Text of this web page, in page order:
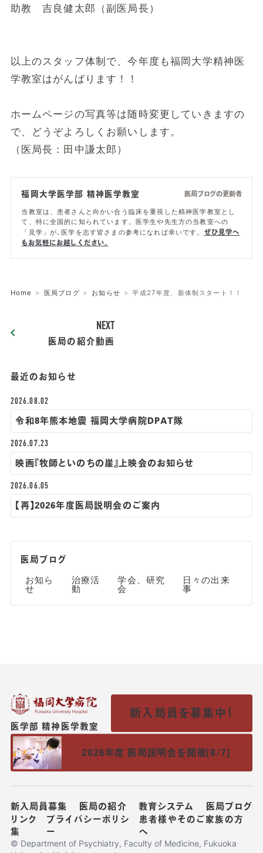
助教 吉良健太郎（副医局長）
以上のスタッフ体制で、今年度も福岡大学精神医
学教室はがんばります！！
ホームページの写真等は随時変更していきますの
で、どうぞよろしくお願いします。
（医局長：田中謙太郎）
医局ブログの更新者
福岡大学医学部 精神医学教室
当教室は、患者さんと向かい合う臨床を重視した精神医学教室とし
て、特に全国的に知られています。医学生や先生方の当教室への
「見学」が､医学を志す皆さまの参考になれば幸いです。
ぜひ見学へ
もお気軽にお越しください。
Home 医局ブログ お知らせ 平成27年度、新体制スタート！！
NEXT
医局の紹介動画
最近のお知らせ
2026.08.02
令和8年熊本地震 福岡大学病院DPAT隊
2026.07.23
映画『牧師といのちの崖』上映会のお知らせ
2026.06.05
【再】2026年度医局説明会のご案内
医局ブログ
お知ら
せ
治療活
動
学会、研究
会
日々の出来
事
医学部 精神医学教室
新入局員を募集中！
2026年度 医局説明会を開催[8/7]
新入局員募集 医局の紹介 教育システム
医局ブログ
リンク
集
プライバシーポリシ
ー
患者様やそのご家族の方
へ
© Department of Psychiatry, Faculty of Medicine, Fukuoka